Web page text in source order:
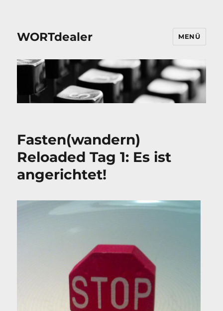
WORTdealer MENÜ
Fasten(wandern)
Reloaded Tag 1: Es ist
angerichtet!